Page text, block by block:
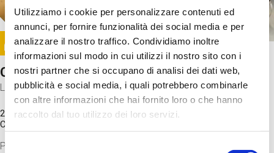
Utilizziamo i cookie per personalizzare contenuti ed
annunci, per fornire funzionalità dei social media e per
analizzare il nostro traffico. Condividiamo inoltre
informazioni sul modo in cui utilizzi il nostro sito con i
nostri partner che si occupano di analisi dei dati web,
pubblicità e social media, i quali potrebbero combinarle
con altre informazioni che hai fornito loro o che hanno
raccolto dal tuo utilizzo dei loro servizi.
Selezione
Image
SUNDAY@STEP
Come funziona il cervello?
Laboratorio
20 Set 2026 / 11:15 - 13:00
Costo
Proveremo a costruire un cervello in cartoncino cercando di